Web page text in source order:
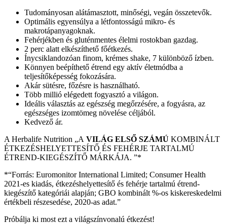
Tudományosan alátámasztott, minőségi, vegán összetevők.
Optimális egyensúlya a létfontosságú mikro- és
makrotápanyagoknak.
Fehérjékben és gluténmentes élelmi rostokban gazdag.
2 perc alatt elkészíthető főétkezés.
Ínycsiklandozóan finom, krémes shake, 7 különböző ízben.
Könnyen beépíthető étrend egy aktív életmódba a
teljesítőképesség fokozására.
Akár sütésre, főzésre is használható.
Több millió elégedett fogyasztó a világon.
Ideális választás az egészség megőrzésére, a fogyásra, az
egészséges izomtömeg növelése céljából.
Kedvező ár.
A Herbalife Nutrition „A VILÁG ELSŐ SZÁMÚ KOMBINÁLT
ÉTKEZÉSHELYETTESÍTŐ ÉS FEHÉRJE TARTALMÚ
ÉTREND-KIEGÉSZÍTŐ MÁRKÁJA. ”­­*
*“Forrás: Euromonitor International Limited; Consumer Health
2021-es kiadás, étkezéshelyettesítő és fehérje tartalmú étrend-
kiegészítő kategóriái alapján; GBO kombinált %-os kiskereskedelmi
értékbeli részesedése, 2020-as adat.”
Próbálja ki most ezt a világszínvonalú étkezést!